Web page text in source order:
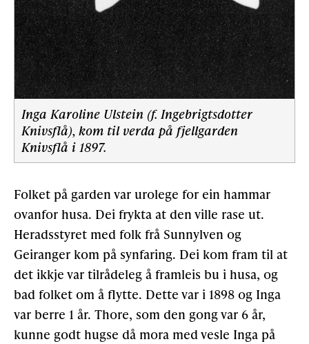
Inga Karoline Ulstein (f. Ingebrigtsdotter
Knivsflå), kom til verda på fjellgarden
Knivsflå i 1897.
Folket på garden var urolege for ein hammar
ovanfor husa. Dei frykta at den ville rase ut.
Heradsstyret med folk frå Sunnylven og
Geiranger kom på synfaring. Dei kom fram til at
det ikkje var tilrådeleg å framleis bu i husa, og
bad folket om å flytte. Dette var i 1898 og Inga
var berre 1 år. Thore, som den gong var 6 år,
kunne godt hugse då mora med vesle Inga på